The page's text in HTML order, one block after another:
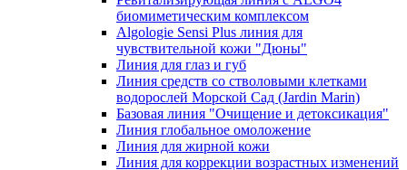
биомиметическим комплексом
Algologie Sensi Plus линия для
чувcтвительной кожи "Дюны"
Линия для глаз и губ
Линия средств со стволовыми клетками
водорослей Морской Сад (Jardin Marin)
Базовая линия "Очищение и детоксикация"
Линия глобальное омоложение
Линия для жирной кожи
Линия для коррекции возрастных изменений